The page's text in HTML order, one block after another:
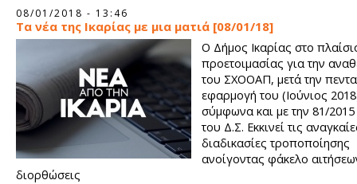
08/01/2018 - 13:46
Τα νέα της Ικαρίας με μια ματιά [08/01/18]
Ο Δήμος Ικαρίας στο
προετοιμασίας για την
του ΣΧΟΟΑΠ, μετά την
εφαρμογή του (Ιούνιος
σύμφωνα και με την 81/
του Δ.Σ. Εκκινεί τις
διαδικασίες τροποποίησης
ανοίγοντας φάκελο
διορθώσεις